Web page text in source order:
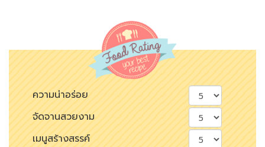
ความน่าอร่อย
จัดจานสวยงาม
เมนูสร้างสรรค์